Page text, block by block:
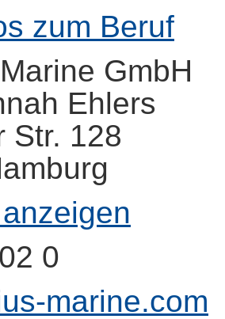
zum Beruf
GmbH
Ehlers
Str. 128
0
marine.com